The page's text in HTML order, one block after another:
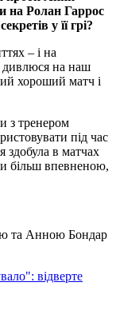
на Ролан Гаррос
у її грі?
– і на
дивлюся на наш
хороший матч і
з тренером
під час
здобула в матчах
більш впевненою,
та Анною Бондар
відверте